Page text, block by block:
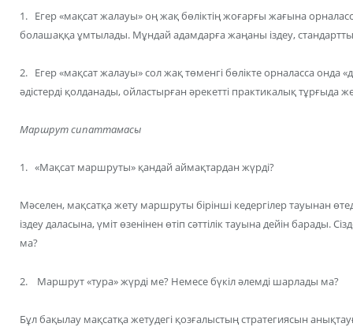
1. Егер «мақсат жалауы» оң жақ бөліктің жоғарғы жағына
болашаққа ұмтылады. Мұндай адамдарға жаңаны іздеу,
2. Егер «мақсат жалауы» сол жақ төменгі бөлікте орналасса онда
әдістерді қолданады, ойластырған әрекетті практикалық тұрғыда
Маршрут сипаттамасы
1. «Мақсат маршруты» қандай аймақтардан жүрді?
Мәселен, мақсатқа жету маршруты бірінші кедергілер тауынан
іздеу даласына, үміт өзенінен өтіп сәттілік тауына дейін барады.
ма?
2. Маршрут «тура» жүрді ме? Немесе бүкіл әлемді шарлады ма?
Бұл бақылау мақсатқа жетудегі қозғалыстың стратегиясын